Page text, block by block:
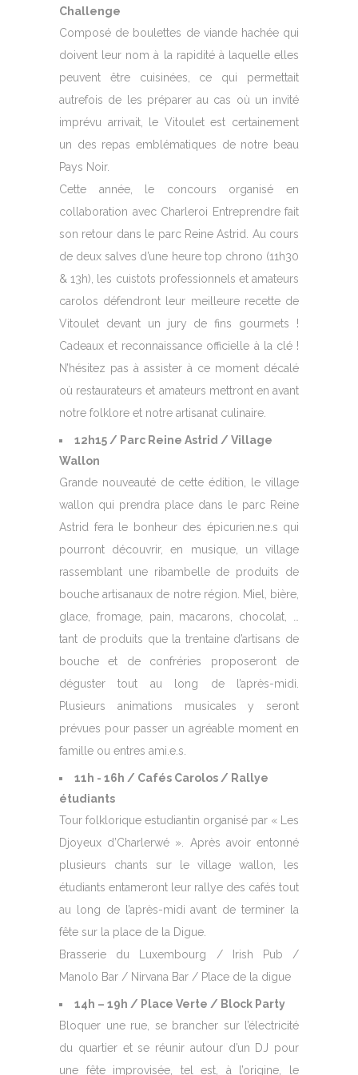
Challenge
Composé de boulettes de viande hachée qui
doivent leur nom à la rapidité à laquelle elles
peuvent être cuisinées, ce qui permettait
autrefois de les préparer au cas où un invité
imprévu arrivait, le Vitoulet est certainement
un des repas emblématiques de notre beau
Pays Noir.
Cette année, le concours organisé en
collaboration avec Charleroi Entreprendre fait
son retour dans le parc Reine Astrid. Au cours
de deux salves d’une heure top chrono (11h30
& 13h), les cuistots professionnels et amateurs
carolos défendront leur meilleure recette de
Vitoulet devant un jury de fins gourmets !
Cadeaux et reconnaissance officielle à la clé !
N’hésitez pas à assister à ce moment décalé
où restaurateurs et amateurs mettront en avant
notre folklore et notre artisanat culinaire.
12h15 / Parc Reine Astrid / Village
Wallon
Grande nouveauté de cette édition, le village
wallon qui prendra place dans le parc Reine
Astrid fera le bonheur des épicurien.ne.s qui
pourront découvrir, en musique, un village
rassemblant une ribambelle de produits de
bouche artisanaux de notre région. Miel, bière,
glace, fromage, pain, macarons, chocolat, …
tant de produits que la trentaine d’artisans de
bouche et de confréries proposeront de
déguster tout au long de l’après-midi.
Plusieurs animations musicales y seront
prévues pour passer un agréable moment en
famille ou entres ami.e.s.
11h - 16h / Cafés Carolos / Rallye
étudiants
Tour folklorique estudiantin organisé par « Les
Djoyeux d’Charlerwé ». Après avoir entonné
plusieurs chants sur le village wallon, les
étudiants entameront leur rallye des cafés tout
au long de l’après-midi avant de terminer la
fête sur la place de la Digue.
Brasserie du Luxembourg / Irish Pub /
Manolo Bar / Nirvana Bar / Place de la digue
14h – 19h / Place Verte / Block Party
Bloquer une rue, se brancher sur l’électricité
du quartier et se réunir autour d’un DJ pour
une fête improvisée, tel est, à l’origine, le